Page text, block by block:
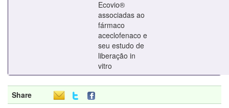
Ecovio®
associadas ao
fármaco
aceclofenaco e
seu estudo de
liberação in
vitro
Share